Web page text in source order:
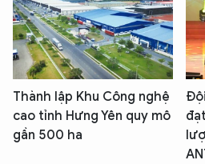
Thành lập Khu Công nghệ
cao tỉnh Hưng Yên quy mô
gần 500 ha